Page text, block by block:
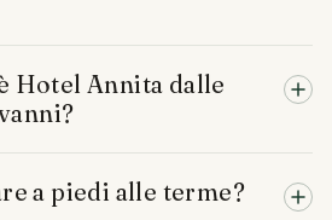
Hotel Annita dalle
a piedi alle terme?